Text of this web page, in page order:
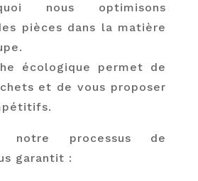
nous optimisons
pièces dans la matière
écologique permet de
et de vous proposer
notre processus de
garantit :